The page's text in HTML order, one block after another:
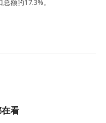
额的17.3%。
看